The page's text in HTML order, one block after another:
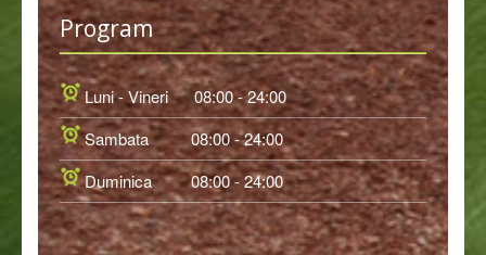
Program
Luni - Vineri
08:00 - 24:00
Sambata
08:00 - 24:00
Duminica
08:00 - 24:00